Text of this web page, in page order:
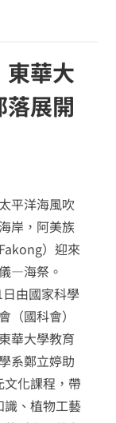
東華大
展開
平洋海風吹
岸，阿美族
）迎來
—海祭。
由國家科學
（國科會）
華大學教育
系鄭立婷助
化課程，帶
、植物工藝